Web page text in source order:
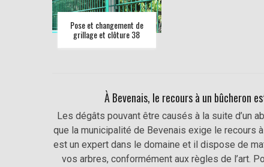
Pose et changement de
grillage et clôture 38
À Bevenais, le recours à un bûcheron
Les dégâts pouvant être causés à la suite d’un
que la municipalité de Bevenais exige le recours
est un expert dans le domaine et il dispose de
vos arbres, conformément aux règles de l’art.